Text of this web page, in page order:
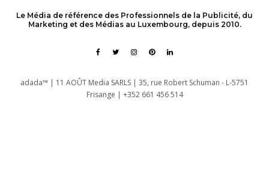
Le Média de référence des Professionnels de la Publicité, du
Marketing et des Médias au Luxembourg, depuis 2010.
adada™ | 11 AOÛT Media SARLS | 35, rue Robert Schuman - L-5751
Frisange | +352 661 456 514